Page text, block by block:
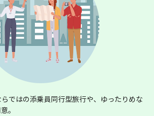
ではの添乗員同行型旅行や、ゆったりめな
。